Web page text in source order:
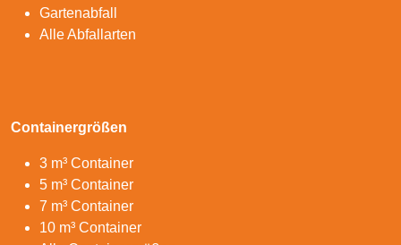
Gartenabfall
Alle Abfallarten
Containergrößen
3 m³ Container
5 m³ Container
7 m³ Container
10 m³ Container